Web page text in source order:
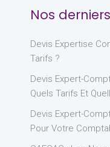
Nos
Devis Expertise
Tarifs ?
Devis Expert-
Quels Tarifs Et
Devis Expert-
Pour Votre